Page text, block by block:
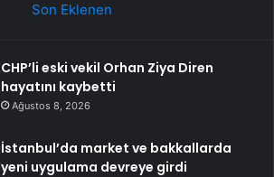
Son Eklenen
CHP’li eski vekil Orhan Ziya Diren
hayatını kaybetti
Ağustos 8, 2026
İstanbul’da market ve bakkallarda
yeni uygulama devreye girdi